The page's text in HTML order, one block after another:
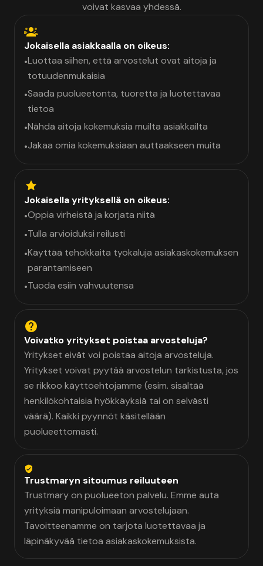
voivat kasvaa yhdessä.
Jokaisella asiakkaalla on oikeus:
•Luottaa siihen, että arvostelut ovat aitoja ja
totuudenmukaisia
•Saada puolueetonta, tuoretta ja luotettavaa
tietoa
•Nähdä aitoja kokemuksia muilta asiakkailta
•Jakaa omia kokemuksiaan auttaakseen muita
Jokaisella yrityksellä on oikeus:
•Oppia virheistä ja korjata niitä
•Tulla arvioiduksi reilusti
•Käyttää tehokkaita työkaluja asiakaskokemuksen
parantamiseen
•Tuoda esiin vahvuutensa
Voivatko yritykset poistaa arvosteluja?
Yritykset eivät voi poistaa aitoja arvosteluja.
Yritykset voivat pyytää arvostelun tarkistusta, jos
se rikkoo käyttöehtojamme (esim. sisältää
henkilökohtaisia hyökkäyksiä tai on selvästi
väärä). Kaikki pyynnöt käsitellään
puolueettomasti.
Trustmaryn sitoumus reiluuteen
Trustmary on puolueeton palvelu. Emme auta
yrityksiä manipuloimaan arvostelujaan.
Tavoitteenamme on tarjota luotettavaa ja
läpinäkyvää tietoa asiakaskokemuksista.